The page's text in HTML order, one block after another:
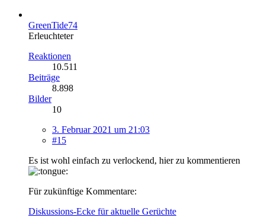
GreenTide74
Erleuchteter
Reaktionen
10.511
Beiträge
8.898
Bilder
10
3. Februar 2021 um 21:03
#15
Es ist wohl einfach zu verlockend, hier zu kommentieren
Für zukünftige Kommentare:
Diskussions-Ecke für aktuelle Gerüchte